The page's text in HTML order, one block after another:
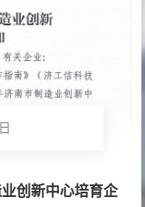
创新中心培育企